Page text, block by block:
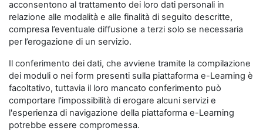
acconsentono al trattamento dei loro dati personali in
relazione alle modalità e alle finalità di seguito descritte,
compresa l’eventuale diffusione a terzi solo se necessaria
per l’erogazione di un servizio.
Il conferimento dei dati, che avviene tramite la compilazione
dei moduli o nei form presenti sulla piattaforma e-Learning è
facoltativo, tuttavia il loro mancato conferimento può
comportare l'impossibilità di erogare alcuni servizi e
l'esperienza di navigazione della piattaforma e-Learning
potrebbe essere compromessa.